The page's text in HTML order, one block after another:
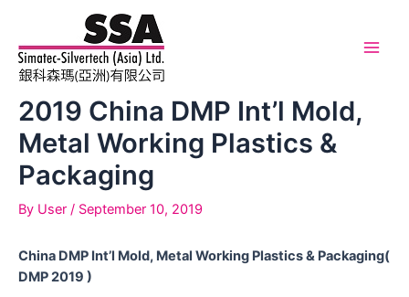
content
2019 China DMP Int’l Mold,
Metal Working Plastics &
Packaging
By User / September 10, 2019
China DMP Int’l Mold, Metal Working Plastics & Packaging(
DMP 2019 )